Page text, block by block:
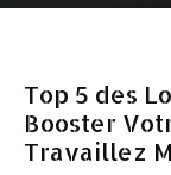
Top 5 des
Booster
Travaillez